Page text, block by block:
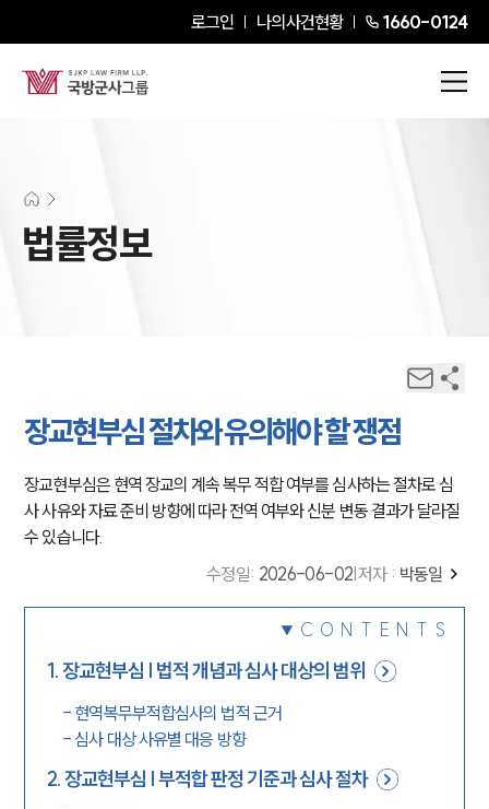
로그인 나의사건현황 1660-0124
법률정보
장교현부심 절차와 유의해야 할 쟁점
장교현부심은 현역 장교의 계속 복무 적합 여부를 심사하는 절차로 심
사 사유와 자료 준비 방향에 따라 전역 여부와 신분 변동 결과가 달라질
수 있습니다.
수정일: 2026-06-02 저자 : 박동일
CONTENTS
1.장교현부심 | 법적 개념과 심사 대상의 범위
- 현역복무부적합심사의 법적 근거
- 심사 대상 사유별 대응 방향
2.장교현부심 | 부적합 판정 기준과 심사 절차